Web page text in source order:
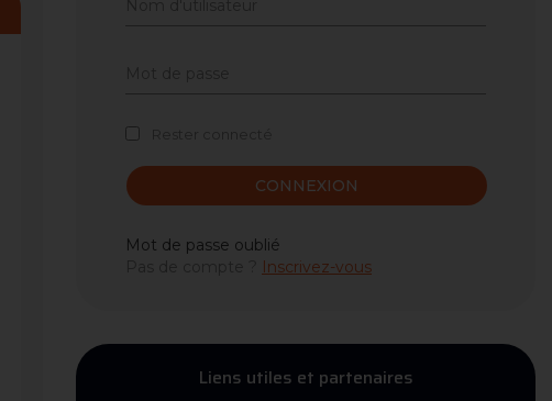
CONNEXION
Mot de passe oublié
Inscrivez-vous
Liens utiles et partenaires